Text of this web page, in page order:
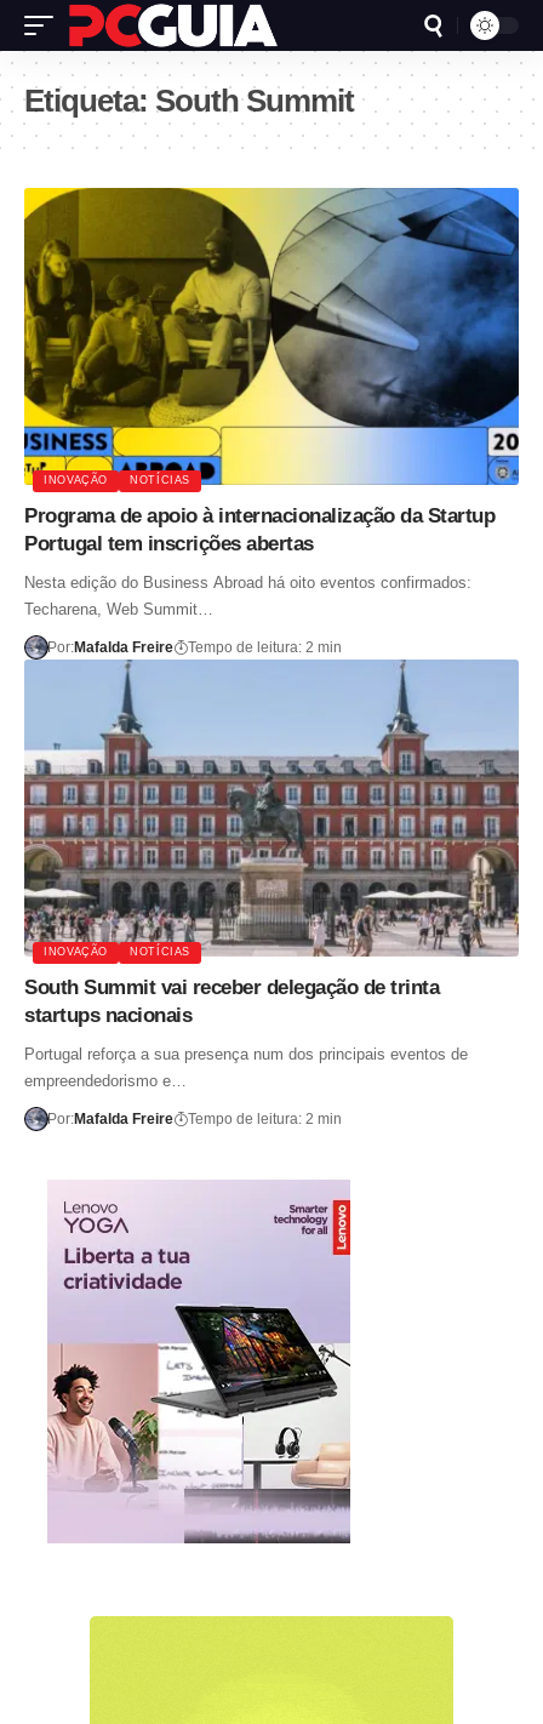
Etiqueta: South Summit
INOVAÇÃO NOTÍCIAS
Programa de apoio à internacionalização da Startup
Portugal tem inscrições abertas
Nesta edição do Business Abroad há oito eventos confirmados:
Techarena, Web Summit…
Por:Mafalda Freire Tempo de leitura: 2 min
INOVAÇÃO NOTÍCIAS
South Summit vai receber delegação de trinta
startups nacionais
Portugal reforça a sua presença num dos principais eventos de
empreendedorismo e…
Por:Mafalda Freire Tempo de leitura: 2 min